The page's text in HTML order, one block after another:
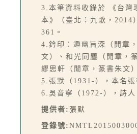
3.本筆資料收錄於 《台灣
本》（臺北：九歌，2014
361。
4.鈐印：趣幽旨深（閒章
文）、和光同塵（閒章，
繆思軒（閒章，篆書朱文）
5.張默（1931-），本名張
6.吳音寧（1972-），詩人
提供者: 張默
登錄號: